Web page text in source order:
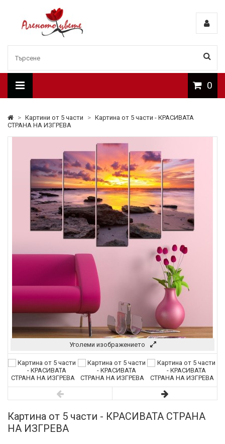
0
> Картини от 5 части > Картина от 5 части - КРАСИВАТА
СТРАНА НА ИЗГРЕВА
Уголеми изображението
Картина от 5 части - КРАСИВАТА СТРАНА
НА ИЗГРЕВА